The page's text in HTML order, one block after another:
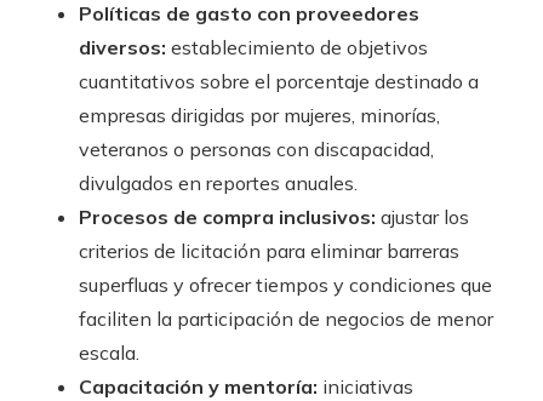
Políticas de gasto con proveedores
diversos: establecimiento de objetivos
cuantitativos sobre el porcentaje destinado a
empresas dirigidas por mujeres, minorías,
veteranos o personas con discapacidad,
divulgados en reportes anuales.
Procesos de compra inclusivos: ajustar los
criterios de licitación para eliminar barreras
superfluas y ofrecer tiempos y condiciones que
faciliten la participación de negocios de menor
escala.
Capacitación y mentoría: iniciativas